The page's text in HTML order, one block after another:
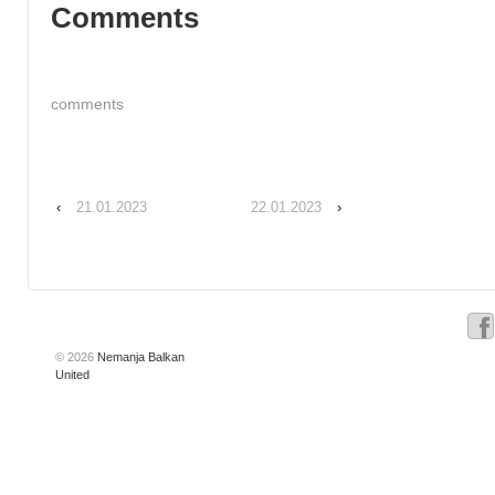
Comments
comments
‹ 21.01.2023 22.01.2023 ›
© 2026 Nemanja Balkan
United